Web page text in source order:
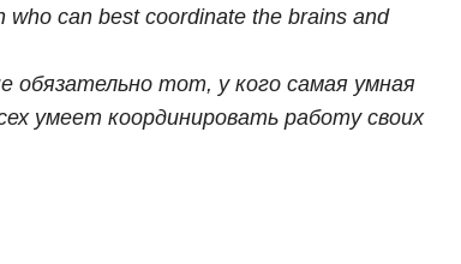
can best coordinate the brains and
обязательно тот, у кого самая умная
умеет координировать работу своих